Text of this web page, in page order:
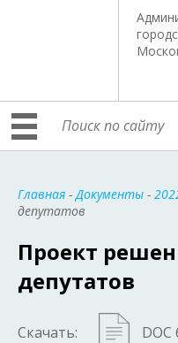
Главная -Документы -
депутатов
Проект
депутатов
Скачать: DOC